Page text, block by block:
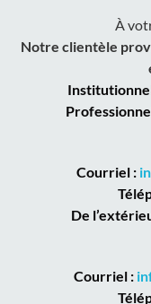
À
Notre clientèle
Courriel :
De
Courriel :